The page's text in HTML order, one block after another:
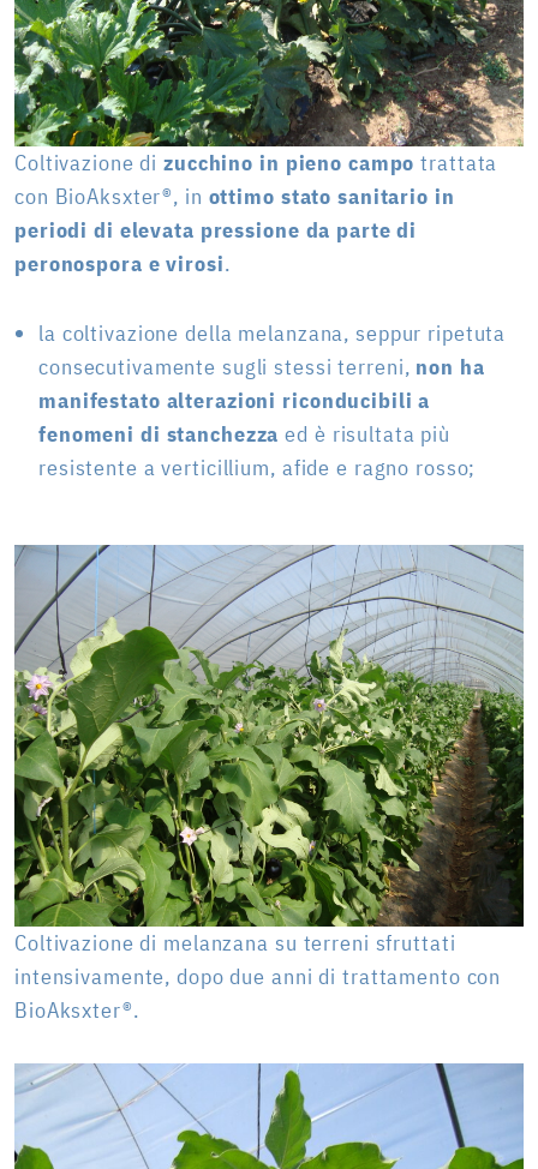
Coltivazione dizucchino in pieno campo trattata
con BioAksxter®, in ottimo stato sanitario in
periodi di elevata pressione da parte di
peronospora e virosi.
la coltivazione della melanzana, seppur ripetuta
consecutivamente sugli stessi terreni, non ha
manifestato alterazioni riconducibili a
fenomeni di stanchezza ed è risultata più
resistente a verticillium, afide e ragno rosso;
Coltivazione di melanzana su terreni sfruttati
intensivamente, dopo due anni di trattamento con
BioAksxter®.